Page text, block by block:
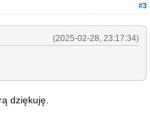
#3
(2025-02-28, 23:17:34)
dziękuję.